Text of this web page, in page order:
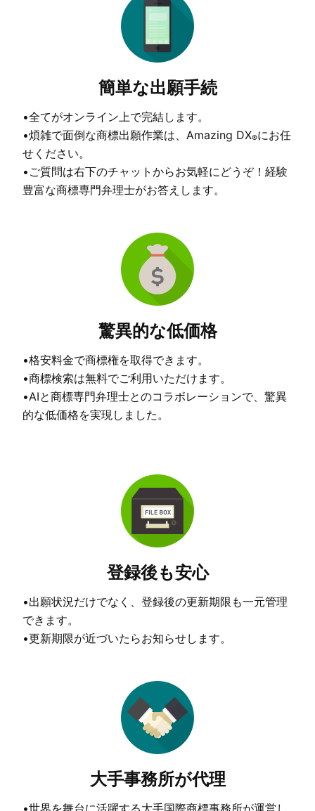
簡単な出願手続
•全てがオンライン上で完結します。
•煩雑で面倒な商標出願作業は、Amazing DX®にお任
せください。
•ご質問は右下のチャットからお気軽にどうぞ！経験
豊富な商標専門弁理士がお答えします。
驚異的な低価格
•格安料金で商標権を取得できます。
•商標検索は無料でご利用いただけます。
•AIと商標専門弁理士とのコラボレーションで、驚異
的な低価格を実現しました。
登録後も安心
•出願状況だけでなく、登録後の更新期限も一元管理
できます。
•更新期限が近づいたらお知らせします。
大手事務所が代理